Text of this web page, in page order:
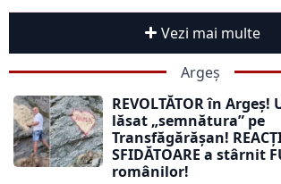
Vezi mai multe
Argeș
REVOLTĂTOR în
lăsat „semnătura” pe
Transfăgărășan!
SFIDĂTOARE a stârnit
românilor!